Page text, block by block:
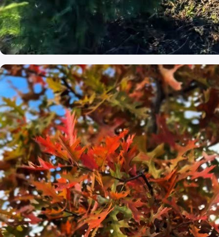
Cupressocyparis Leylandii
Ideal pentru garduri vii elegante și spații verzi deosebite.
Cumpără acum